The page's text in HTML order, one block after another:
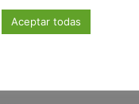
Aceptar todas